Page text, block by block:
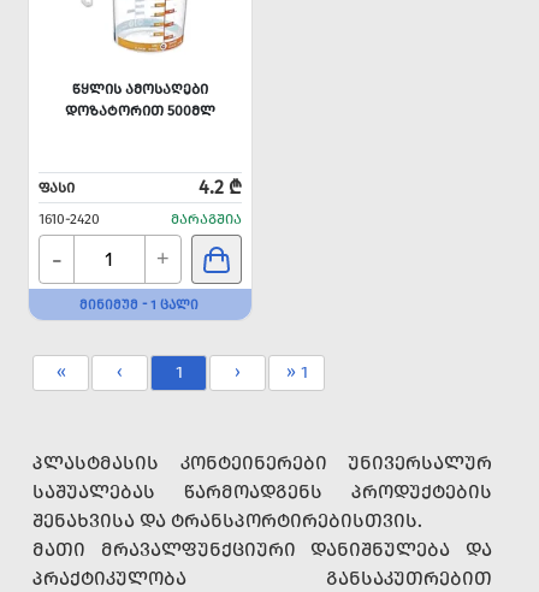
ᲬᲧᲚᲘᲡ ᲐᲛᲝᲡᲐᲦᲔᲑᲘ
ᲓᲝᲖᲐᲢᲝᲠᲘᲗ 500ᲛᲚ
ᲤᲐᲡᲘ 4.2 ₾
1610-2420 ᲛᲐᲠᲐᲒᲨᲘᲐ
- +
ᲛᲘᲜᲘᲛᲣᲛ - 1 ᲪᲐᲚᲘ
« ‹ 1 › » 1
ᲞᲚᲐᲡᲢᲛᲐᲡᲘᲡ ᲙᲝᲜᲢᲔᲘᲜᲔᲠᲔᲑᲘ ᲣᲜᲘᲕᲔᲠᲡᲐᲚᲣᲠ
ᲡᲐᲨᲣᲐᲚᲔᲑᲐᲡ ᲬᲐᲠᲛᲝᲐᲓᲒᲔᲜᲡ ᲞᲠᲝᲓᲣᲥᲢᲔᲑᲘᲡ
ᲨᲔᲜᲐᲮᲕᲘᲡᲐ ᲓᲐ ᲢᲠᲐᲜᲡᲞᲝᲠᲢᲘᲠᲔᲑᲘᲡᲗᲕᲘᲡ.
ᲛᲐᲗᲘ ᲛᲠᲐᲕᲐᲚᲤᲣᲜᲥᲪᲘᲣᲠᲘ ᲓᲐᲜᲘᲨᲜᲣᲚᲔᲑᲐ ᲓᲐ
ᲞᲠᲐᲥᲢᲘᲙᲣᲚᲝᲑᲐ ᲒᲐᲜᲡᲐᲙᲣᲗᲠᲔᲑᲘᲗ